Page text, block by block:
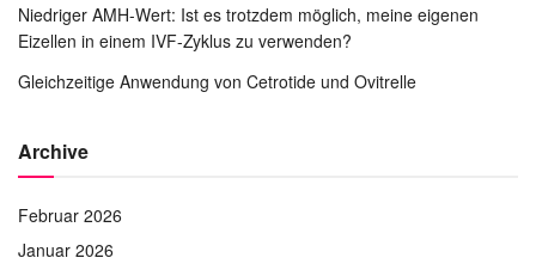
Niedriger AMH-Wert: Ist es trotzdem möglich, meine eigenen
Eizellen in einem IVF-Zyklus zu verwenden?
Gleichzeitige Anwendung von Cetrotide und Ovitrelle
Archive
Februar 2026
Januar 2026